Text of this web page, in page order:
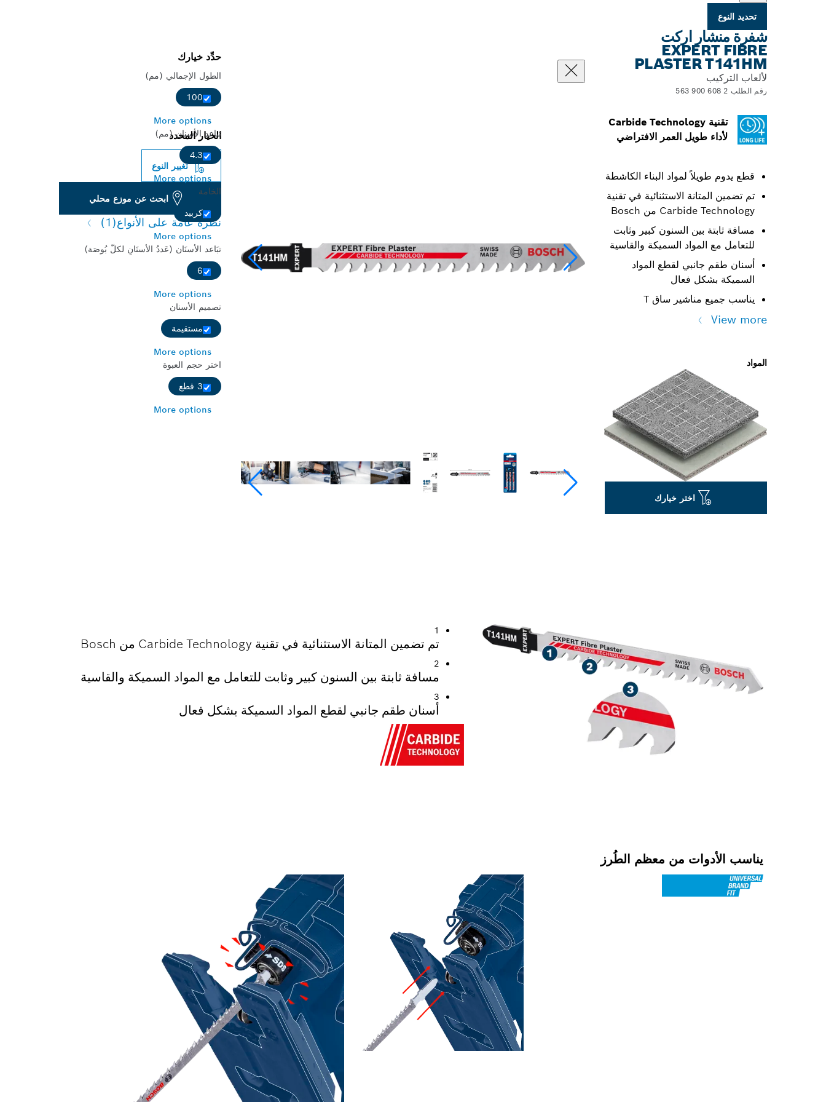
تحديد النوع
شفرة منشار اركت
EXPERT FIBRE
PLASTER T141HM
لألعاب التركيب
رقم الطلب 2 608 900 563
تقنية Carbide Technology
لأداء طويل العمر الافتراضي
قطع يدوم طويلاً لمواد البناء الكاشطة
تم تضمين المتانة الاستثنائية في تقنية
Carbide Technology من Bosch
مسافة ثابتة بين السنون كبير وثابت
للتعامل مع المواد السميكة والقاسية
أسنان طقم جانبي لقطع المواد
السميكة بشكل فعال
يناسب جميع مناشير ساق T
View more
المواد
اختر خيارك
حدِّد خيارك
الطول الإجمالي (مم)
100
More options
تباعد الأسنان (مم)
4.3
More options
الخامة
كربيد
More options
تبَاعد الأسنَان (عَددُ الأسنَانِ لكلّ بُوصَة)
6
More options
تصميم الأسنان
مستقيمة
More options
اختر حجم العبوة
3 قطع
More options
الخيار المحدد
تغيير النوع
ابحث عن موزع محلي
نظرة عامة على الأنواع(1)
1
تم تضمين المتانة الاستثنائية في تقنية Carbide Technology من Bosch
2
مسافة ثابتة بين السنون كبير وثابت للتعامل مع المواد السميكة والقاسية
3
أسنان طقم جانبي لقطع المواد السميكة بشكل فعال
يناسب الأدوات من معظم الطُرز